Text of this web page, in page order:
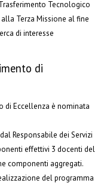
Tecnologico
Terza Missione al fine
di interesse
di
di Eccellenza è nominata
Responsabile dei Servizi
effettivi 3 docenti del
componenti aggregati.
del programma